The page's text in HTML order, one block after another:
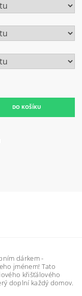
dárkem -
jménem! Tato
křišťálového
doplní každý domov.